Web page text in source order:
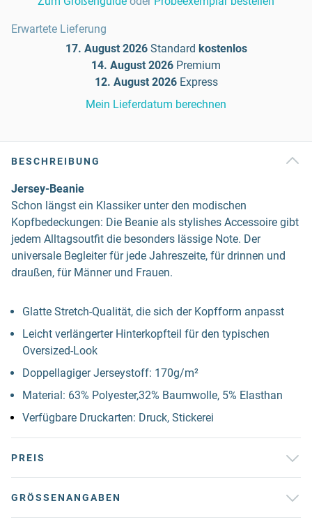
Erwartete Lieferung
17. August 2026 Standard kostenlos
14. August 2026 Premium
12. August 2026 Express
Mein Lieferdatum berechnen
BESCHREIBUNG
Jersey-Beanie
Schon längst ein Klassiker unter den modischen
Kopfbedeckungen: Die Beanie als stylishes Accessoire gibt
jedem Alltagsoutfit die besonders lässige Note. Der
universale Begleiter für jede Jahreszeite, für drinnen und
draußen, für Männer und Frauen.
Glatte Stretch-Qualität, die sich der Kopfform anpasst
Leicht verlängerter Hinterkopfteil für den typischen
Oversized-Look
Doppellagiger Jerseystoff: 170g/m²
Material: 63% Polyester,32% Baumwolle, 5% Elasthan
Verfügbare Druckarten: Druck, Stickerei
PREIS
GRÖSSENANGABEN